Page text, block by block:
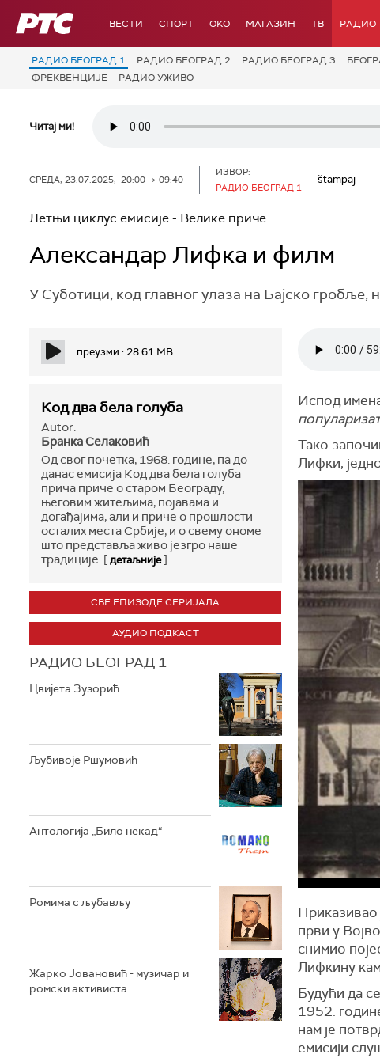
РТС ВЕСТИ СПОРТ OKO МАГАЗИН ТВ РАДИО
РАДИО БЕОГРАД 1 РАДИО БЕОГРАД 2 РАДИО БЕОГРАД 3
ФРЕКВЕНЦИЈЕ
РАДИО УЖИВО
Читај ми!
СРЕДА, 23.07.2025, 20:00 -> 09:40
ИЗВОР:
РАДИО БЕОГРАД 1
štampaj
Летњи циклус емисије - Велике приче
Александар Лифка и филм
У Суботици, код главног улаза на Бајско
преузми : 28.61 MB
Код два бела голуба
Autor:
Бранка Селаковић
Од свог почетка, 1968. године, па до
данас емисија Код два бела голуба
прича приче о старом Београду,
његовим житељима, појавама и
догађајима, али и приче о прошлости
осталих места Србије, и о свему ономе
што представља живо језгро наше
традиције. [детаљније]
СВЕ ЕПИЗОДЕ СЕРИЈАЛА
АУДИО ПОДКАСТ
РАДИО БЕОГРАД 1
Цвијета Зузорић
Љубивоје Ршумовић
Антологија „Било некад“
Ромима с љубављу
Жарко Јовановић - музичар и
ромски активиста
Испод
Тако
Лифки,
Приказивао
први у
снимио
Лифкину
Будући да
1952.
нам је
емисији